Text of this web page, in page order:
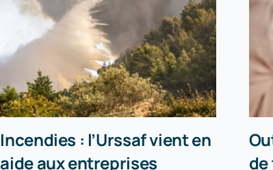
Incendies : l’Urssaf vient en
aide aux entreprises